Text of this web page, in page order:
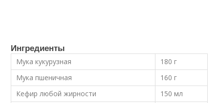
Ингредиенты
Мука кукурузная
180 г
Мука пшеничная
160 г
Кефир любой жирности
150 мл